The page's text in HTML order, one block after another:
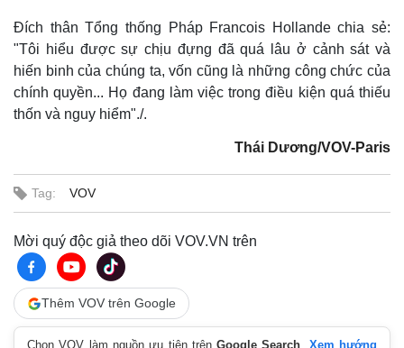
Khởi nghiệp
Thị trường
Giá cà phê
Đích thân Tổng thống Pháp Francois Hollande chia sẻ:
"Tôi hiểu được sự chịu đựng đã quá lâu ở cảnh sát và
hiến binh của chúng ta, vốn cũng là những công chức của
chính quyền... Họ đang làm việc trong điều kiện quá thiếu
thốn và nguy hiểm"./.
Thái Dương/VOV-Paris
Tag: VOV
Mời quý độc giả theo dõi VOV.VN trên
Thêm VOV trên Google
Chọn VOV làm nguồn ưu tiên trênGoogle Search Xem hướng